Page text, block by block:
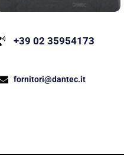
+39 02 35954173
fornitori@dantec.it